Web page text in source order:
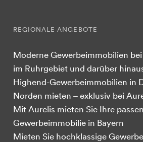
REGIONALE ANGEBOTE
Moderne Gewerbeimmobilien
im Ruhrgebiet und darüber
Highend-Gewerbeimmobilien in
Norden mieten – exklusiv bei
Mit Aurelis mieten Sie Ihre
Gewerbeimmobilie in Bayern
Mieten Sie hochklassige